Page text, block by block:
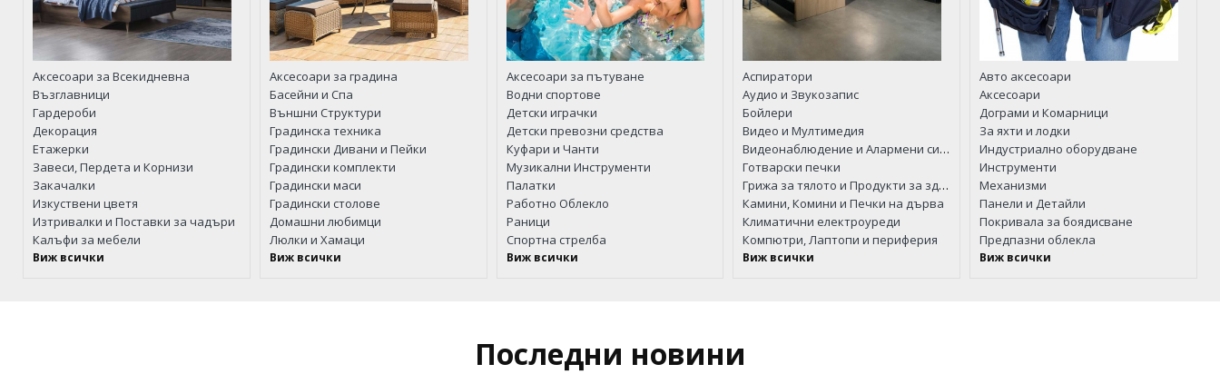
Аксесоари за Всекидневна
Възглавници
Гардероби
Декорация
Етажерки
Завеси, Пердета и Кoрнизи
Закачалки
Изкуствени цветя
Изтривалки и Поставки за чадъри
Калъфи за мебели
Виж всички
Аксесоари за градина
Басейни и Спа
Външни Структури
Градинска техника
Градински Дивани и Пейки
Градински комплекти
Градински маси
Градински столове
Домашни любимци
Люлки и Хамаци
Виж всички
Аксесоари за пътуване
Водни спортове
Детски играчки
Детски превозни средства
Куфари и Чанти
Музикални Инструменти
Палатки
Работно Облекло
Раници
Спортна стрелба
Виж всички
Аспиратори
Аудио и Звукозапис
Бойлери
Видео и Мултимедия
Видеонаблюдение и Алармени системи
Готварски печки
Грижа за тялото и Продукти за здраве
Камини, Комини и Печки на дърва
Климатични електроуреди
Компютри, Лаптопи и периферия
Виж всички
Авто аксесоари
Аксесоари
Дограми и Комарници
За яхти и лодки
Индустриално оборудване
Инструменти
Механизми
Панели и Детайли
Покривала за боядисване
Предпазни облекла
Виж всички
Последни новини